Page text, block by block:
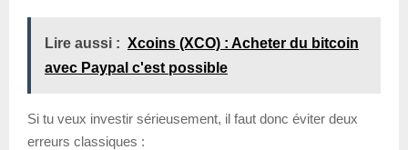
Lire aussi : Xcoins (XCO) : Acheter du bitcoin
avec Paypal c'est possible
Si tu veux investir sérieusement, il faut donc éviter deux
erreurs classiques :